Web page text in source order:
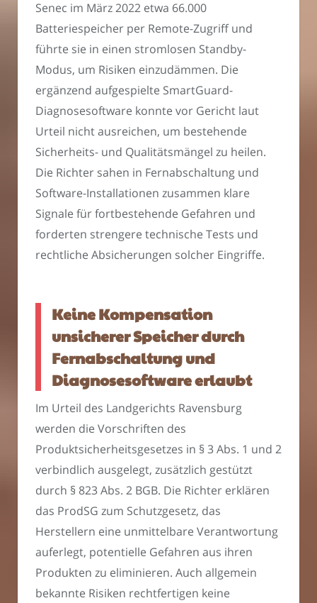
Senec im März 2022 etwa 66.000
Batteriespeicher per Remote-Zugriff und
führte sie in einen stromlosen Standby-
Modus, um Risiken einzudämmen. Die
ergänzend aufgespielte SmartGuard-
Diagnosesoftware konnte vor Gericht laut
Urteil nicht ausreichen, um bestehende
Sicherheits- und Qualitätsmängel zu heilen.
Die Richter sahen in Fernabschaltung und
Software-Installationen zusammen klare
Signale für fortbestehende Gefahren und
forderten strengere technische Tests und
rechtliche Absicherungen solcher Eingriffe.
Keine Kompensation
unsicherer Speicher durch
Fernabschaltung und
Diagnosesoftware erlaubt
Im Urteil des Landgerichts Ravensburg
werden die Vorschriften des
Produktsicherheitsgesetzes in § 3 Abs. 1 und 2
verbindlich ausgelegt, zusätzlich gestützt
durch § 823 Abs. 2 BGB. Die Richter erklären
das ProdSG zum Schutzgesetz, das
Herstellern eine unmittelbare Verantwortung
auferlegt, potentielle Gefahren aus ihren
Produkten zu eliminieren. Auch allgemein
bekannte Risiken rechtfertigen keine